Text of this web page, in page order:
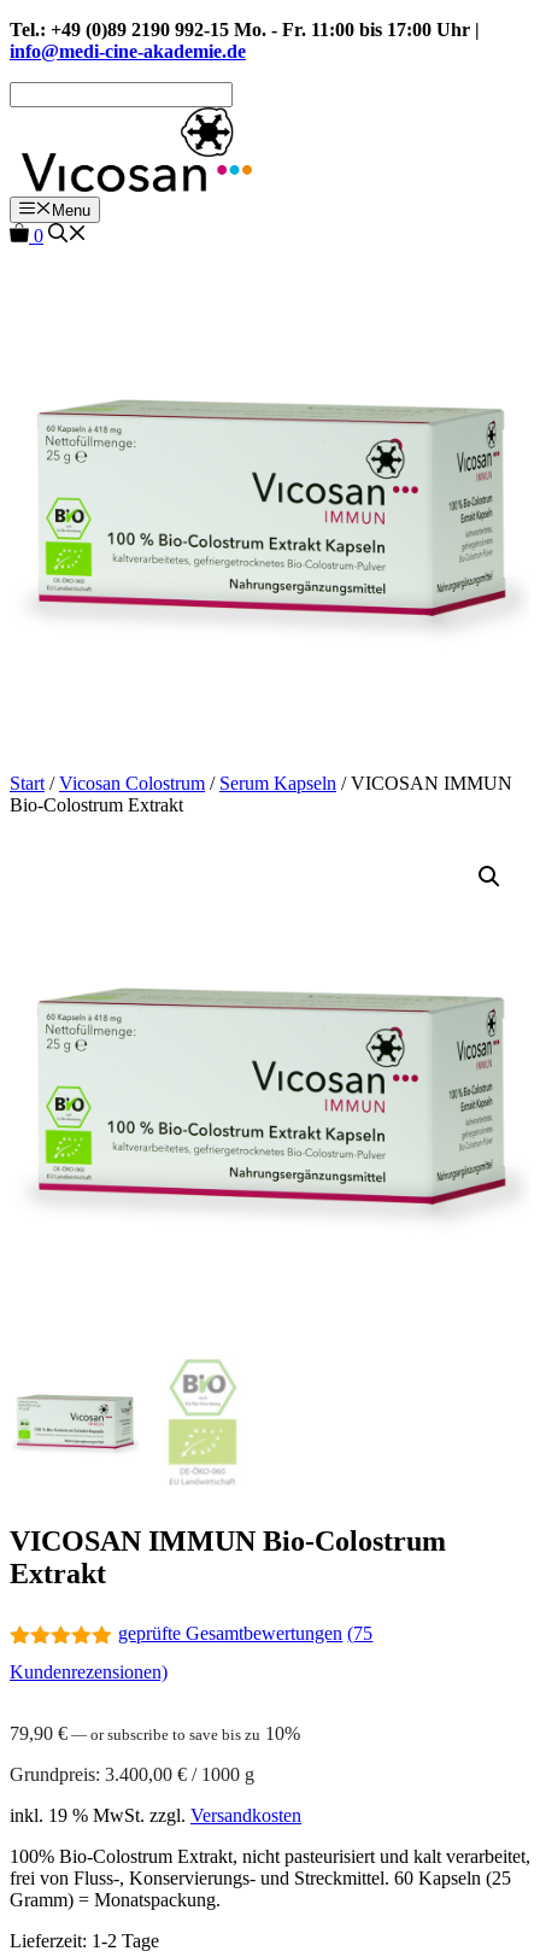
Zum
Inhalt
Tel.: +49 (0)89 2190 992-15 Mo. - Fr. 11:00 bis 17:00 Uhr |
info@medi-cine-akademie.de
Menu
0
Start /Vicosan Colostrum / Serum Kapseln / VICOSAN IMMUN
Bio-Colostrum Extrakt
VICOSAN IMMUN Bio-Colostrum
Extrakt
4.84
out of
5
geprüfte Gesamtbewertungen (75
Kundenrezensionen)
79,90 € — or subscribe to save bis zu 10%
Grundpreis: 3.400,00 € / 1000 g
inkl. 19 % MwSt. zzgl. Versandkosten
100% Bio-Colostrum Extrakt, nicht pasteurisiert und kalt verarbeitet,
frei von Fluss-, Konservierungs- und Streckmittel. 60 Kapseln (25
Gramm) = Monatspackung.
Lieferzeit: 1-2 Tage